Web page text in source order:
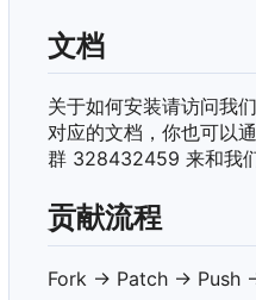
文档
关于如何安装请访问我
对应的文档，你也可以
群 328432459 来和我们
贡献流程
Fork -> Patch -> Push